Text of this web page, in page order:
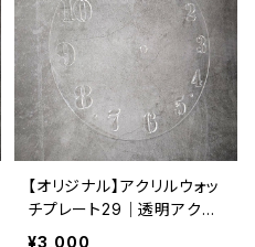
【オリジナル】アクリルウォッ
チプレート29｜透明アクリ
ル素材 ステンシル文字盤｜
¥3,000